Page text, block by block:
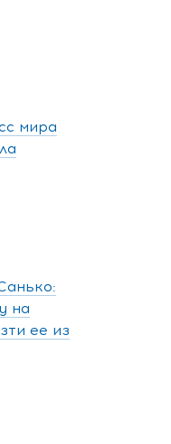
мира
на
ее из